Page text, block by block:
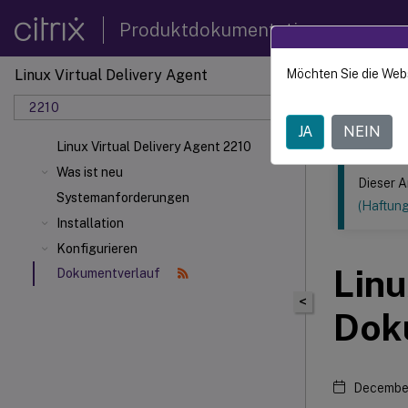
Produktdokumentation
Linux Virtual Delivery Agent
2210
Linux Virtual Delivery Agent 2210
Was ist neu
Systemanforderungen
Installation
Konfigurieren
Dokumentverlauf
Dieser Inhalt
Linux
<
Dieser
Möchten Sie die
JA NEIN